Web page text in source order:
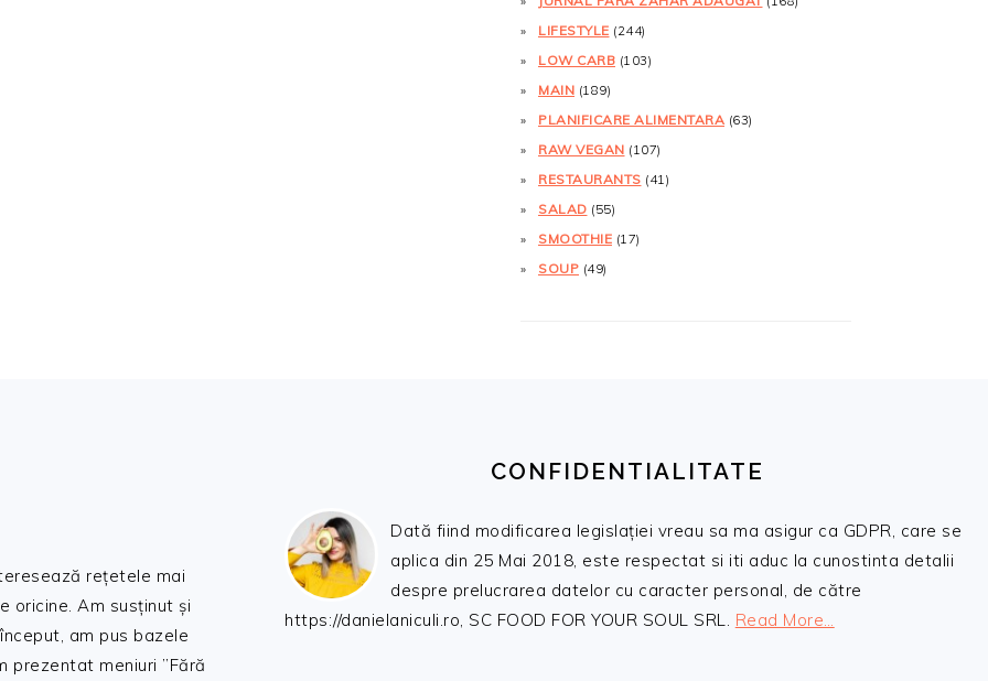
LIFESTYLE (244)
LOW CARB (103)
MAIN (189)
PLANIFICARE ALIMENTARA (63)
RAW VEGAN (107)
RESTAURANTS (41)
SALAD (55)
SMOOTHIE (17)
SOUP (49)
rețetele mai
oricine. Am susținut și
am pus bazele
prezentat meniuri ”Fără
CONFIDENTIALITATE
Dată fiind modificarea legislației vreau sa ma asigur ca GDPR, care se
aplica din 25 Mai 2018, este respectat si iti aduc la cunostinta detalii
despre prelucrarea datelor cu caracter personal, de către
https://danielaniculi.ro, SC FOOD FOR YOUR SOUL SRL. Read More…